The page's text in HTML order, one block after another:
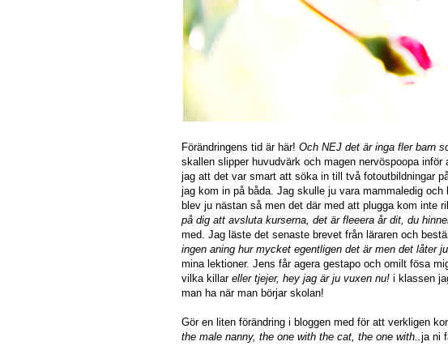
Förändringens tid är här! Och NEJ det är inga fler barn
skallen slipper huvudvärk och magen nervöspoopa
jag att det var smart att söka in till två fotoutbildningar
jag kom in på båda. Jag skulle ju vara mammaledig
blev ju nästan så men det där med att plugga kom inte
på dig att avsluta kurserna, det är fleeera år dit, du
med. Jag läste det senaste brevet från läraren och
ingen aning hur mycket egentligen det är men det låter
mina lektioner. Jens får agera gestapo och omilt fösa
vilka killar eller tjejer, hey jag är ju vuxen nu! i klassen
man ha när man börjar skolan!
Gör en liten förändring i bloggen med för att verkligen
the male nanny, the one with the cat, the one with..ja ni